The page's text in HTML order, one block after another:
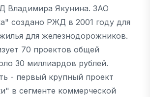
Владимира Якунина. ЗАО
создано РЖД в 2001 году для
для железнодорожников.
70 проектов общей
30 миллиардов рублей.
- первый крупный проект
в сегменте коммерческой